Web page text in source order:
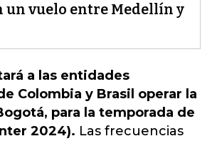
un vuelo entre Medellín y
a las entidades
Colombia y Brasil operar la
para la temporada de
2024). Las frecuencias